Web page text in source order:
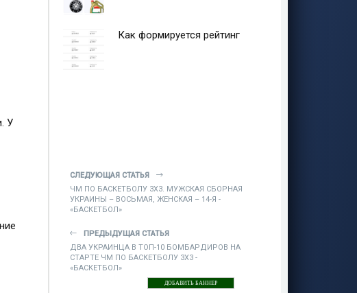
У
Как формируется рейтинг
СЛЕДУЮЩАЯ СТАТЬЯ
ЧМ ПО БАСКЕТБОЛУ 3Х3. МУЖСКАЯ СБОРНАЯ
УКРАИНЫ – ВОСЬМАЯ, ЖЕНСКАЯ – 14-Я -
«БАСКЕТБОЛ»
ПРЕДЫДУЩАЯ СТАТЬЯ
ДВА УКРАИНЦА В ТОП-10 БОМБАРДИРОВ НА
СТАРТЕ ЧМ ПО БАСКЕТБОЛУ 3Х3 -
«БАСКЕТБОЛ»
ДОБАВИТЬ БАННЕР